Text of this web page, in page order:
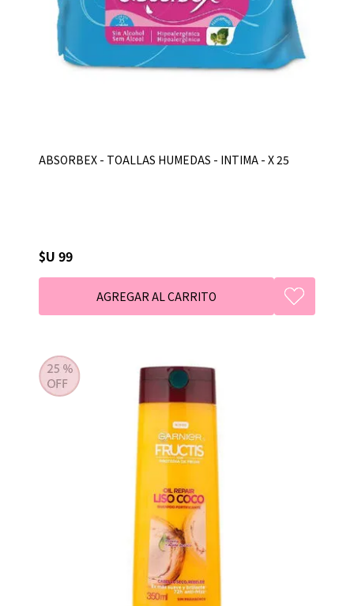
ABSORBEX - TOALLAS HUMEDAS - INTIMA - X 25
$U 99